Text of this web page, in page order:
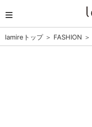
lamireトップ＞ FASHION ＞